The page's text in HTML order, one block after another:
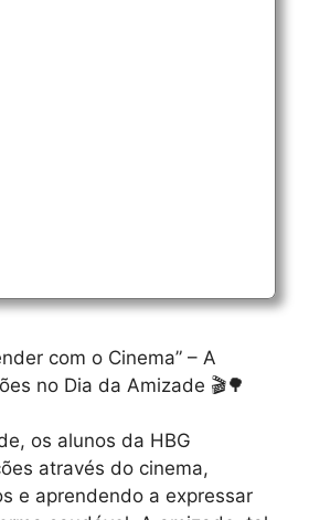
com o Cinema” – A
no Dia da Amizade 🎬🌳
os alunos da HBG
através do cinema,
e aprendendo a expressar